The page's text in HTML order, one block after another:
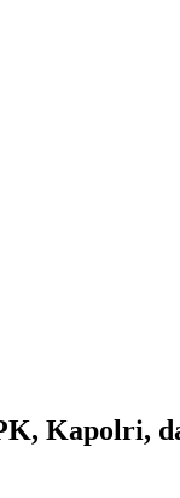
Kapolri,